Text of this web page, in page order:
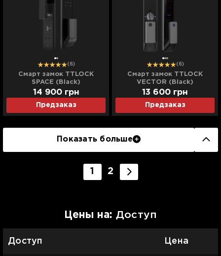
(6)
Смарт замок TTLOCK
SPACE (Black)
Предзаказ
14 900 грн
(6)
Смарт замок TTLOCK
VECTOR (Black)
Предзаказ
13 600 грн
Показать больше
1 2
Цены на: Доступ
Доступ Цена